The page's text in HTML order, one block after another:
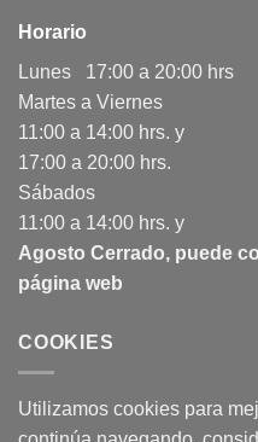
Horario
Lunes 17:00 a 20:00 hrs
Martes a Viernes
11:00 a 14:00 hrs. y
17:00 a 20:00 hrs.
Sábados
11:00 a 14:00 hrs. y
Agosto Cerrado, puede
página web
COOKIES
Utilizamos cookies para